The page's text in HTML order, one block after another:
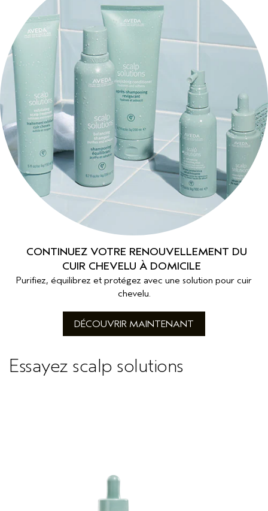
CONTINUEZ VOTRE RENOUVELLEMENT DU
CUIR CHEVELU À DOMICILE
Purifiez, équilibrez et protégez avec une solution pour cuir
chevelu.
DÉCOUVRIR MAINTENANT
Essayez scalp solutions